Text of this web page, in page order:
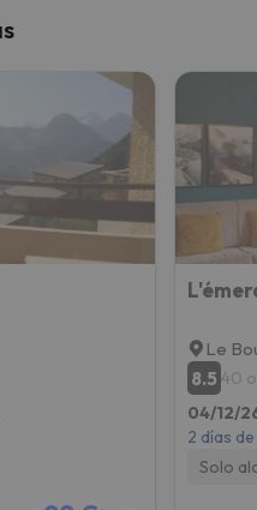
Le
8.5 40
04/12/
2 días
Solo